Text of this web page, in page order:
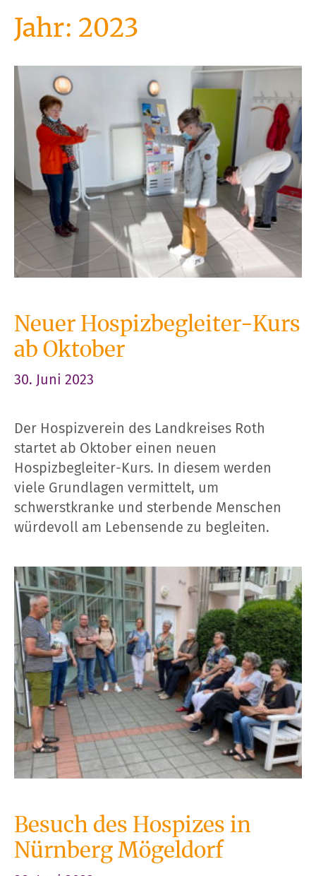
Jahr: 2023
Neuer Hospizbegleiter-Kurs
ab Oktober
30. Juni 2023
Der Hospizverein des Landkreises Roth
startet ab Oktober einen neuen
Hospizbegleiter-Kurs. In diesem werden
viele Grundlagen vermittelt, um
schwerstkranke und sterbende Menschen
würdevoll am Lebensende zu begleiten.
Besuch des Hospizes in
Nürnberg Mögeldorf